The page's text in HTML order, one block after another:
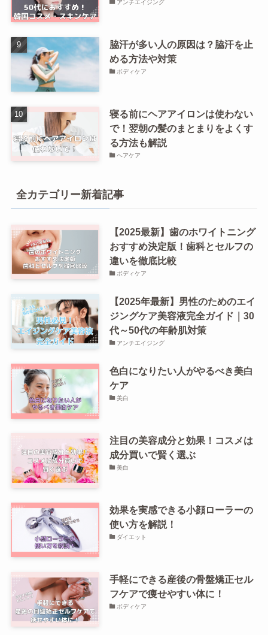
アンチエイジング
脇汗が多い人の原因は？脇汗を止
める方法や対策
ボディケア
寝る前にヘアアイロンは使わない
で！翌朝の髪のまとまりをよくす
る方法も解説
ヘアケア
全カテゴリー新着記事
【2025最新】歯のホワイトニング
おすすめ決定版！歯科とセルフの
違いを徹底比較
ボディケア
【2025年最新】男性のためのエイ
ジングケア美容液完全ガイド｜30
代～50代の年齢肌対策
アンチエイジング
色白になりたい人がやるべき美白
ケア
美白
注目の美容成分と効果！コスメは
成分買いで賢く選ぶ
美白
効果を実感できる小顔ローラーの
使い方を解説！
ダイエット
手軽にできる産後の骨盤矯正セル
フケアで痩せやすい体に！
ボディケア